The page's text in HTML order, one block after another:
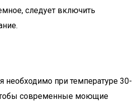
следует включить
необходимо при температуре 30-
современные моющие